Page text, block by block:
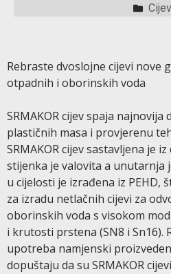
Rebraste dvoslojne cijevi nove
otpadnih i oborinskih voda
SRMAKOR cijev spaja
plastičnih masa i provjerenu
SRMAKOR cijev sastavljena je
stijenka je valovita a unutarnja
u cijelosti je izrađena iz PEHD,
za izradu netlačnih cijevi za
oborinskih voda s visokom
i krutosti prstena (SN8 i Sn16).
upotreba namjenski
dopuštaju da su SRMAKOR